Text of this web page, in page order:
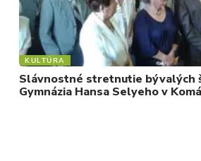
KULTÚRA
Slávnostné stretnutie bývalých
Gymnázia Hansa Selyeho v